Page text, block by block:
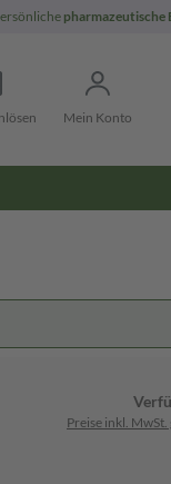
pharmazeutische
Mein Konto
Preise inkl.